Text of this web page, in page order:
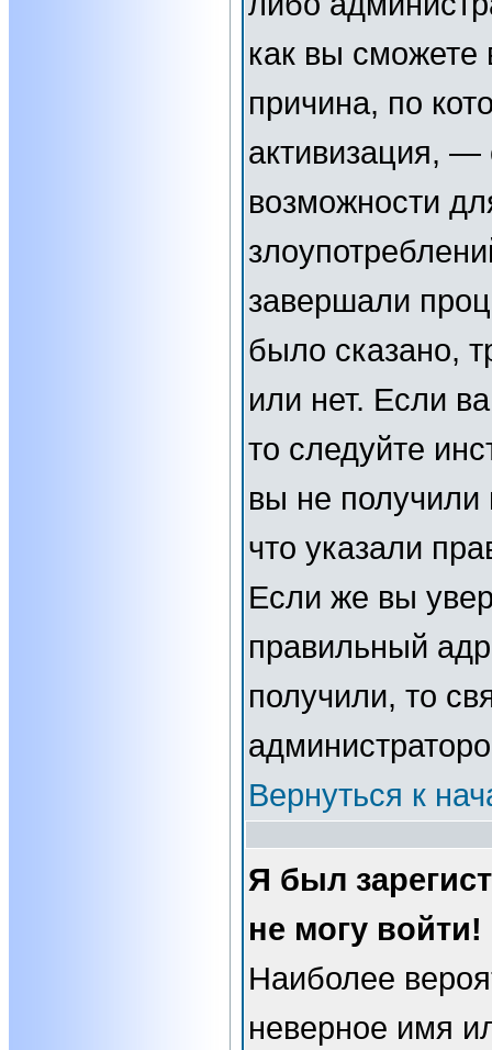
как вы сможете
причина, по
активизация,
возможности
завершали
было сказано,
или нет. Если
то следуйте
вы не получили
что указали
Если же вы
правильный
получили, то
Вернуться к
Я был
не могу войти!
Наиболее
неверное имя